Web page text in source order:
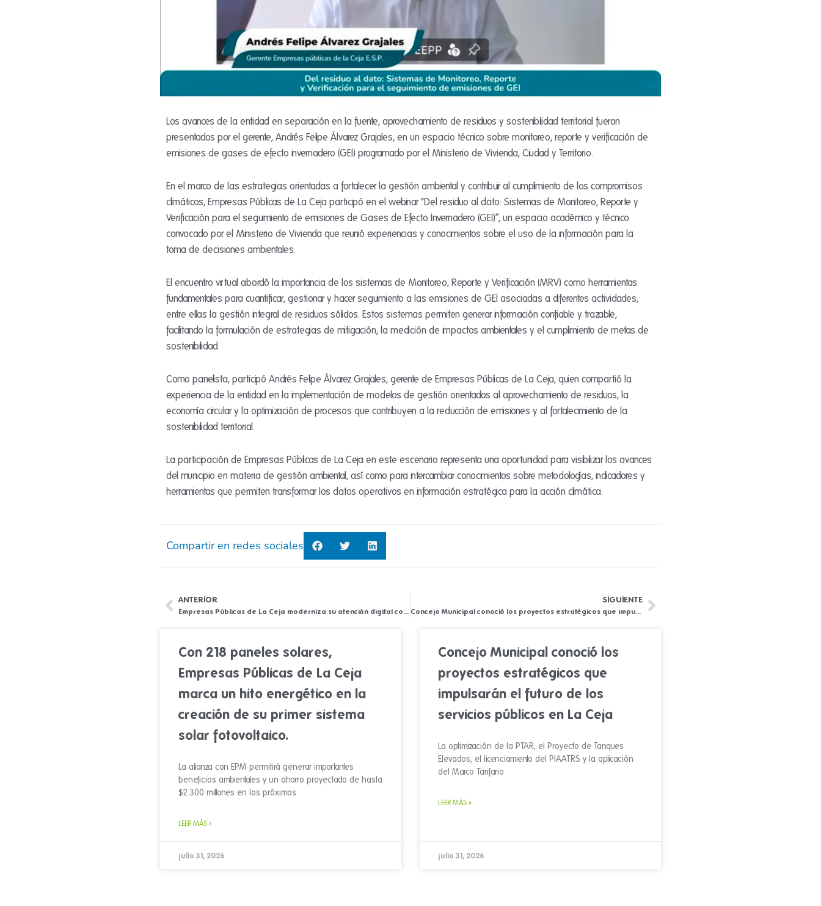
Los avances de la entidad en separación en la fuente, aprovechamiento de residuos y sostenibilidad territorial fueron
presentados por el gerente, Andrés Felipe Álvarez Grajales, en un espacio técnico sobre monitoreo, reporte y verificación de
emisiones de gases de efecto invernadero (GEI) programado por el Ministerio de Vivienda, Ciudad y Territorio.
En el marco de las estrategias orientadas a fortalecer la gestión ambiental y contribuir al cumplimiento de los compromisos
climáticos, Empresas Públicas de La Ceja participó en el webinar “Del residuo al dato: Sistemas de Monitoreo, Reporte y
Verificación para el seguimiento de emisiones de Gases de Efecto Invernadero (GEI)”, un espacio académico y técnico
convocado por el Ministerio de Vivienda que reunió experiencias y conocimientos sobre el uso de la información para la
toma de decisiones ambientales.
El encuentro virtual abordó la importancia de los sistemas de Monitoreo, Reporte y Verificación (MRV) como herramientas
fundamentales para cuantificar, gestionar y hacer seguimiento a las emisiones de GEI asociadas a diferentes actividades,
entre ellas la gestión integral de residuos sólidos. Estos sistemas permiten generar información confiable y trazable,
facilitando la formulación de estrategias de mitigación, la medición de impactos ambientales y el cumplimiento de metas de
sostenibilidad.
Como panelista, participó Andrés Felipe Álvarez Grajales, gerente de Empresas Públicas de La Ceja, quien compartió la
experiencia de la entidad en la implementación de modelos de gestión orientados al aprovechamiento de residuos, la
economía circular y la optimización de procesos que contribuyen a la reducción de emisiones y al fortalecimiento de la
sostenibilidad territorial.
La participación de Empresas Públicas de La Ceja en este escenario representa una oportunidad para visibilizar los avances
del municipio en materia de gestión ambiental, así como para intercambiar conocimientos sobre metodologías, indicadores y
herramientas que permiten transformar los datos operativos en información estratégica para la acción climática.
Compartir en redes sociales
AntANTERIOR
Empresas Públicas de La Ceja moderniza su atención digital con una nueva página web más accesible, segura e incluyente
SIGUIENTE
Concejo Municipal conoció los proyectos estratégicos que impulsarán el futuro de los servicios públicos en La CejaSiguiente
Con 218 paneles solares,
Empresas Públicas de La Ceja
marca un hito energético en la
creación de su primer sistema
solar fotovoltaico.
La alianza con EPM permitirá generar importantes
beneficios ambientales y un ahorro proyectado de hasta
$2.300 millones en los próximos
LEER MÁS »
julio 31, 2026
Concejo Municipal conoció los
proyectos estratégicos que
impulsarán el futuro de los
servicios públicos en La Ceja
La optimización de la PTAR, el Proyecto de Tanques
Elevados, el licenciamiento del PIAATRS y la aplicación
del Marco Tarifario
LEER MÁS »
julio 31, 2026